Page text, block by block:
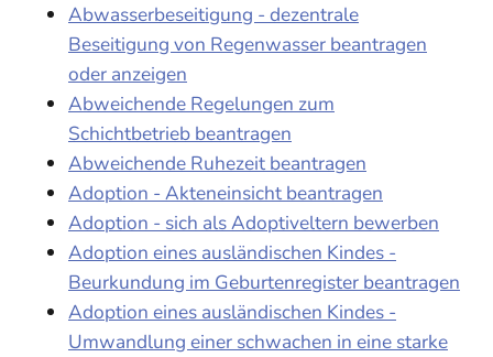
Abwasserbeseitigung - dezentrale
Beseitigung von Regenwasser beantragen
oder anzeigen
Abweichende Regelungen zum
Schichtbetrieb beantragen
Abweichende Ruhezeit beantragen
Adoption - Akteneinsicht beantragen
Adoption - sich als Adoptiveltern bewerben
Adoption eines ausländischen Kindes -
Beurkundung im Geburtenregister beantragen
Adoption eines ausländischen Kindes -
Umwandlung einer schwachen in eine starke